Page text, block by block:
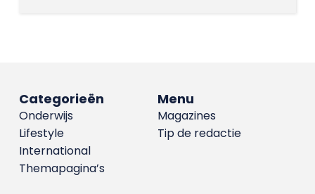
Menu
Magazines
Tip de redactie
Categorieën
Onderwijs
Lifestyle
International
Themapagina’s